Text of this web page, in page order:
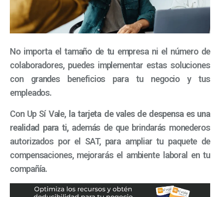
No importa el tamaño de tu empresa ni el número de
colaboradores, puedes implementar estas soluciones
con grandes beneficios para tu negocio y tus
empleados.
Con Up Sí Vale, la tarjeta de vales de despensa es una
realidad para ti, además de que brindarás monederos
autorizados por el SAT, para ampliar tu paquete de
compensaciones, mejorarás el ambiente laboral en tu
compañía.